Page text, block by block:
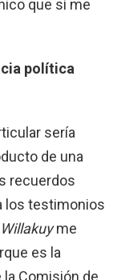
que sí me
política
sería
de una
recuerdos
los testimonios
me
es la
Comisión de